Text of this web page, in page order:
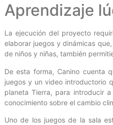
Aprendizaje
La ejecución del proyecto
elaborar juegos y dinámicas
de niños y niñas, también
De esta forma, Canino cuenta
juegos y un video introductorio
planeta Tierra, para introducir
conocimiento sobre el cambio
Uno de los juegos de la sala